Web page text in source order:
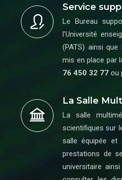
Service
Le Bureau
l’Université
(PATS) ainsi
mis en place par
76 450 32 77 ou
La Salle
La salle
scientifiques sur
salle équipée
prestations de
universitaire